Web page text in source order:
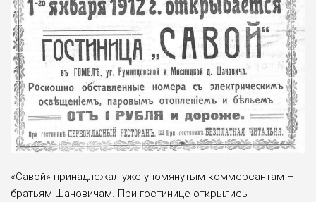
«Савой» принадлежал уже упомянутым коммерсантам –
братьям Шановичам. При гостинице открылись